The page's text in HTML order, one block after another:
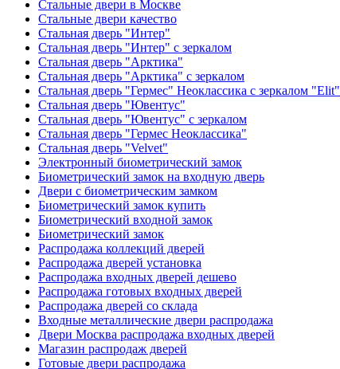
Стальные двери в Москве
Стальные двери качество
Стальная дверь "Интер"
Стальная дверь "Интер" с зеркалом
Стальная дверь "Арктика"
Стальная дверь "Арктика" с зеркалом
Стальная дверь "Гермес" Неоклассика с зеркалом "Elit"
Стальная дверь "Ювентус"
Стальная дверь "Ювентус" с зеркалом
Стальная дверь "Гермес Неоклассика"
Стальная дверь "Velvet"
Электронный биометрический замок
Биометрический замок на входную дверь
Двери с биометрическим замком
Биометрический замок купить
Биометрический входной замок
Биометрический замок
Распродажа коллекций дверей
Распродажа дверей установка
Распродажа входных дверей дешево
Распродажа готовых входных дверей
Распродажа дверей со склада
Входные металлические двери распродажа
Двери Москва распродажа входных дверей
Магазин распродаж дверей
Готовые двери распродажа